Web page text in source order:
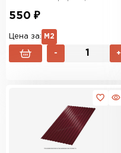
550 ₽
Цена за: М2
- +